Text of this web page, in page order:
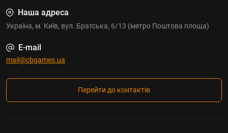
Наша адреса
Україна, м. Київ, вул. Братська, 6/13 (метро Поштова площа)
E-mail
mail@cbgames.ua
Перейти до контактів